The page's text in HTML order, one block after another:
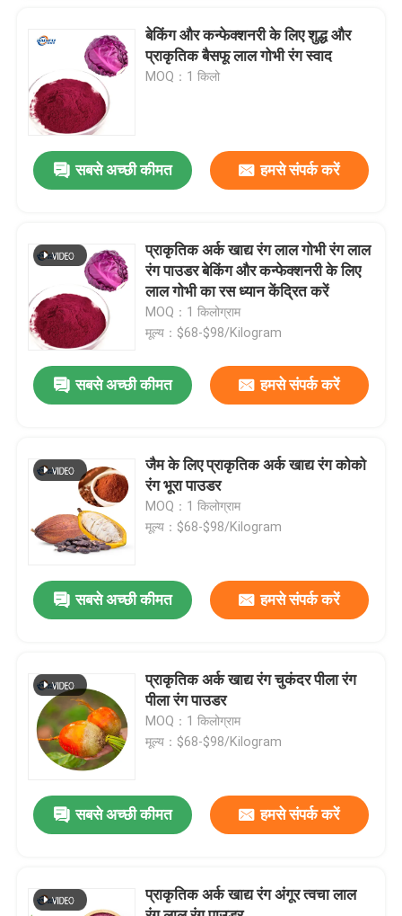
घर
हमारे बारे में
कारखाने का दौरा
गुणवत्ता नियंत्रण
हमसे संपर्क करें
खाद्य पदार्थों के स्वाद
बेकिंग और कन्फेक्शनरी के लिए शुद्ध और
प्राकृतिक बैसफू लाल गोभी रंग स्वाद
MOQ：1 किलो
सबसे अच्छी कीमत हमसे संपर्क करें
प्राकृतिक अर्क खाद्य रंग लाल गोभी रंग लाल
रंग पाउडर बेकिंग और कन्फेक्शनरी के लिए
लाल गोभी का रस ध्यान केंद्रित करें
MOQ：1 किलोग्राम
मूल्य：$68-$98/Kilogram
सबसे अच्छी कीमत हमसे संपर्क करें
जैम के लिए प्राकृतिक अर्क खाद्य रंग कोको
रंग भूरा पाउडर
MOQ：1 किलोग्राम
मूल्य：$68-$98/Kilogram
सबसे अच्छी कीमत हमसे संपर्क करें
प्राकृतिक अर्क खाद्य रंग चुकंदर पीला रंग
पीला रंग पाउडर
MOQ：1 किलोग्राम
मूल्य：$68-$98/Kilogram
सबसे अच्छी कीमत हमसे संपर्क करें
प्राकृतिक अर्क खाद्य रंग अंगूर त्वचा लाल